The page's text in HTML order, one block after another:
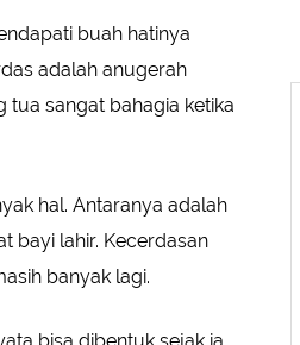
buah hatinya
adalah anugerah
tua sangat bahagia ketika
hal. Antaranya adalah
bayi lahir. Kecerdasan
banyak lagi.
bisa dibentuk sejak ia